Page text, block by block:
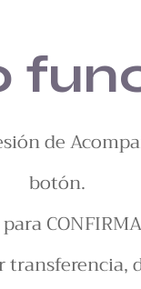
de
botón.